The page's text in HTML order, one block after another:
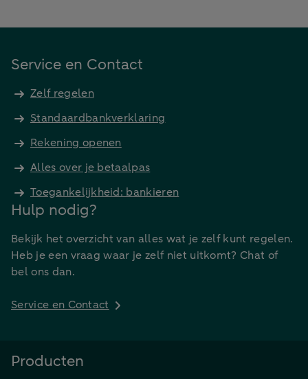
Service en Contact
Zelf regelen
Standaardbankverklaring
Rekening openen
Alles over je betaalpas
Toegankelijkheid: bankieren
Hulp nodig?
Bekijk het overzicht van alles wat je zelf kunt regelen.
Heb je een vraag waar je zelf niet uitkomt? Chat of
bel ons dan.
Service en Contact
Producten